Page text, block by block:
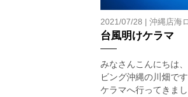
2021/07/28 | 沖縄店海
台風明けケラマ
みなさんこんにちは
ビング沖縄の川畑で
ケラマへ行ってきま
ホエールスイムは、通常のスノーケリ
流れのある海上で、船上からエントリ
ルスイムでは、これら以外にも想定で
参加者はこれらのリスクを理解し、傷